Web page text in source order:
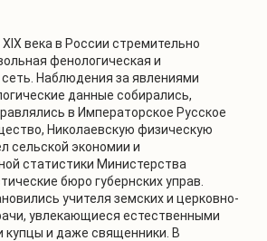
века в России стремительно
фенологическая и
Наблюдения за явлениями
данные собирались,
в Императорское Русское
Николаевскую физическую
сельской экономии и
статистики Министерства
бюро губернских управ.
учителя земских и церковно-
увлекающиеся естественными
купцы и даже священники. В